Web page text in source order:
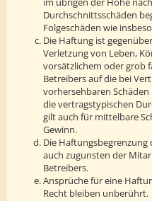
Durchschnittsschäden
Folgeschäden wie
Die Haftung ist
Verletzung von Leben,
vorsätzlichem oder grob
Betreibers auf die bei
vorhersehbaren
die vertragstypischen
gilt auch für mittelbare
Gewinn.
Die Haftungsbegrenzung
auch zugunsten der
Betreibers.
Ansprüche für eine
Recht bleiben unberührt.